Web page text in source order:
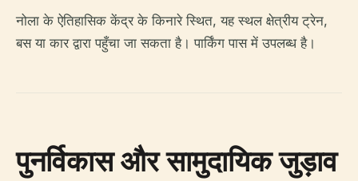
नोला के ऐतिहासिक केंद्र के किनारे स्थित, यह स्थल क्षेत्रीय ट्रेन,
बस या कार द्वारा पहुँचा जा सकता है। पार्किंग पास में उपलब्ध है।
पुनर्विकास और सामुदायिक जुड़ाव